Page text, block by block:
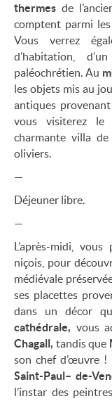
thermes de
comptent parmi
Vous verrez
d’habitation,
paléochrétien. Au
les objets mis au
antiques
vous visiterez le
charmante villa
oliviers.
—
Déjeuner libre.
—
L’après-midi,
niçois, pour
médiévale
ses placettes
dans un décor
cathédrale, vous
Chagall, tandis que
son chef d’œuvre
Saint-Paul– de-
l’instar des